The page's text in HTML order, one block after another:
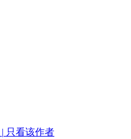
| 只看该作者